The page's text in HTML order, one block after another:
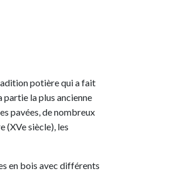
potière qui a fait
partie la plus ancienne
pavées, de nombreux
(XVe siècle), les
en bois avec différents